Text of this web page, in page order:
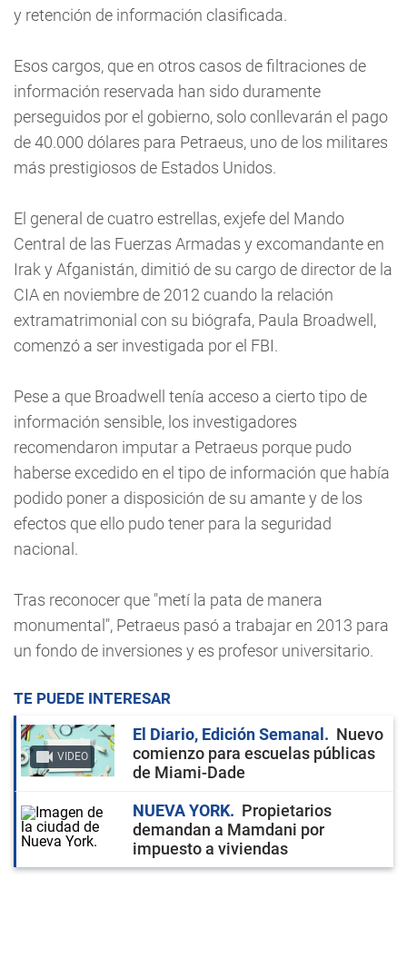
y retención de información clasificada.
Esos cargos, que en otros casos de filtraciones de
información reservada han sido duramente
perseguidos por el gobierno, solo conllevarán el pago
de 40.000 dólares para Petraeus, uno de los militares
más prestigiosos de Estados Unidos.
El general de cuatro estrellas, exjefe del Mando
Central de las Fuerzas Armadas y excomandante en
Irak y Afganistán, dimitió de su cargo de director de la
CIA en noviembre de 2012 cuando la relación
extramatrimonial con su biógrafa, Paula Broadwell,
comenzó a ser investigada por el FBI.
Pese a que Broadwell tenía acceso a cierto tipo de
información sensible, los investigadores
recomendaron imputar a Petraeus porque pudo
haberse excedido en el tipo de información que había
podido poner a disposición de su amante y de los
efectos que ello pudo tener para la seguridad
nacional.
Tras reconocer que "metí la pata de manera
monumental", Petraeus pasó a trabajar en 2013 para
un fondo de inversiones y es profesor universitario.
TE PUEDE INTERESAR
VIDEO
El Diario, Edición Semanal
Nuevo
comienzo para escuelas públicas
de Miami-Dade
NUEVA YORK
Propietarios
demandan a Mamdani por
impuesto a viviendas